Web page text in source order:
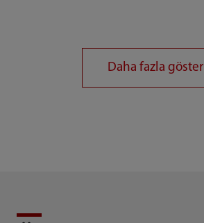
Gunaratne
Daha fazla göster